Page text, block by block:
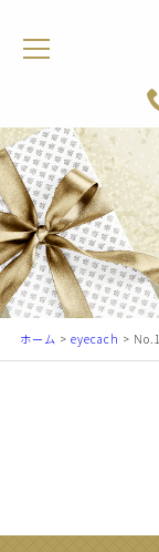
ホーム > eyecach > No.1